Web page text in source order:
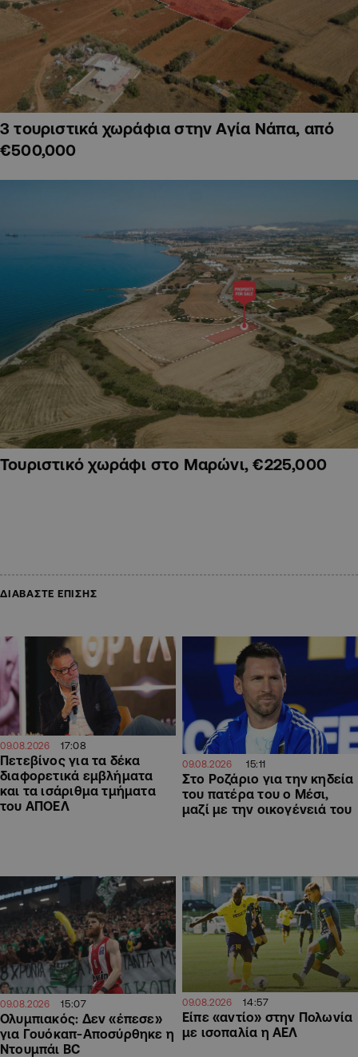
3 τουριστικά χωράφια στην Αγία Νάπα, από
€500,000
Τουριστικό χωράφι στο Μαρώνι, €225,000
ΔΙΑΒΑΣΤΕ ΕΠΙΣΗΣ
09.08.2026 17:08
Πετεβίνος για τα δέκα
διαφορετικά εμβλήματα
και τα ισάριθμα τμήματα
του ΑΠΟΕΛ
09.08.2026 15:11
Στο Ροζάριο για την κηδεία
του πατέρα του ο Μέσι,
μαζί με την οικογένειά του
09.08.2026 15:07
Ολυμπιακός: Δεν «έπεσε»
για Γουόκαπ-Αποσύρθηκε η
Ντουμπάι BC
09.08.2026 14:57
Είπε «αντίο» στην Πολωνία
με ισοπαλία η ΑΕΛ